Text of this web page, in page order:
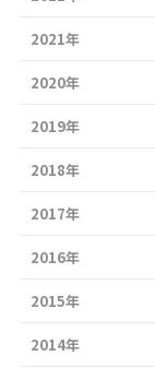
2021年
2020年
2019年
2018年
2017年
2016年
2015年
2014年